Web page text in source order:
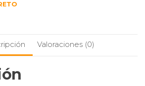
Valoraciones (0)